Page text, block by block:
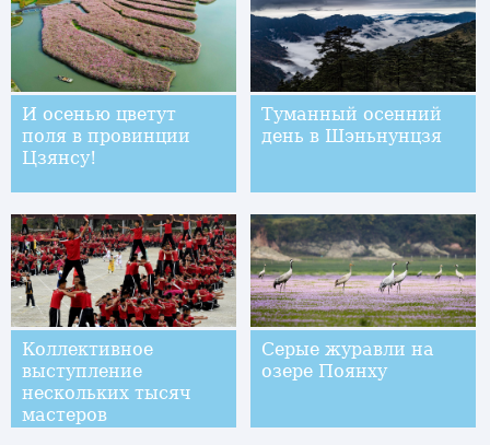
И осенью цветут
поля в провинции
Цзянсу!
Туманный осенний
день в Шэньнунцзя
Коллективное
выступление
нескольких тысяч
мастеров
Серые журавли на
озере Поянху